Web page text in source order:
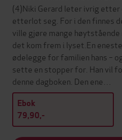
(4)Niki Gerard leter ivrig etter
etterlot seg. For i den finnes
ville gjøre mange
det kom frem i lyset.En
ødelegge for familien hans –
sette en stopper for. Han vil
denne dagboken. Den ene…
Ebok
79,90,-